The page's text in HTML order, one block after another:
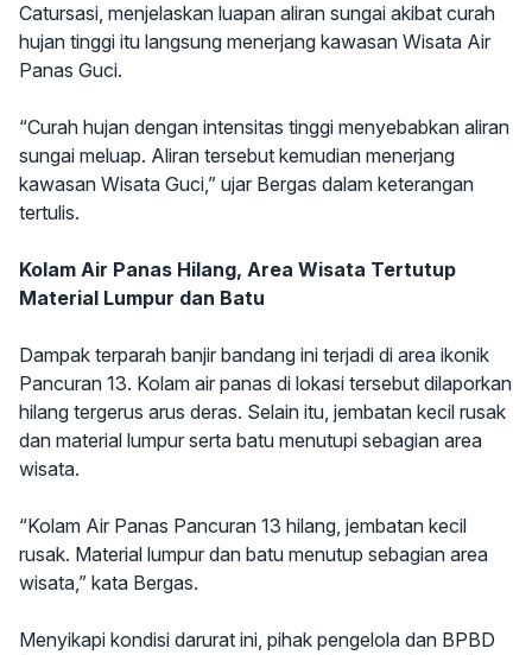
Catursasi, menjelaskan luapan aliran sungai akibat curah
hujan tinggi itu langsung menerjang kawasan Wisata Air
Panas Guci.
“Curah hujan dengan intensitas tinggi menyebabkan aliran
sungai meluap. Aliran tersebut kemudian menerjang
kawasan Wisata Guci,” ujar Bergas dalam keterangan
tertulis.
Kolam Air Panas Hilang, Area Wisata Tertutup
Material Lumpur dan Batu
Dampak terparah banjir bandang ini terjadi di area ikonik
Pancuran 13. Kolam air panas di lokasi tersebut dilaporkan
hilang tergerus arus deras. Selain itu, jembatan kecil rusak
dan material lumpur serta batu menutupi sebagian area
wisata.
“Kolam Air Panas Pancuran 13 hilang, jembatan kecil
rusak. Material lumpur dan batu menutup sebagian area
wisata,” kata Bergas.
Menyikapi kondisi darurat ini, pihak pengelola dan BPBD